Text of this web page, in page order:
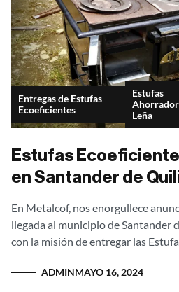
Entregas de Estufas
Ecoeficientes
Estufas
Leña
Estufas
en Santander de
En Metalcof, nos enorgullece
llegada al municipio de Santander
con la misión de entregar las
ADMINMAYO 16, 2024